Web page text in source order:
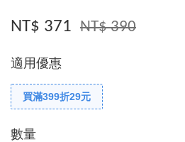
NT$ 371 NT$ 390
適用優惠
買滿399折29元
數量